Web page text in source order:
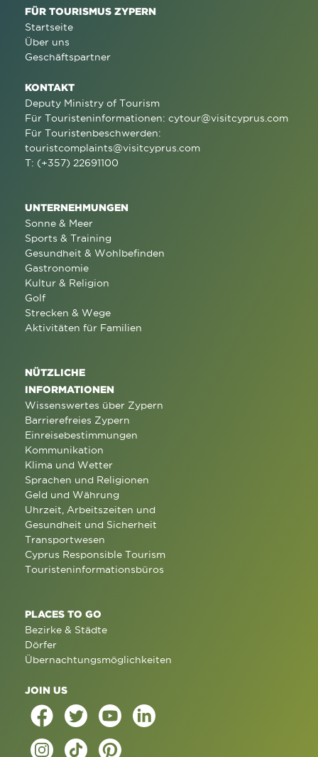
FÜR TOURISMUS ZYPERN
Startseite
Über uns
Geschäftspartner
KONTAKT
Deputy Ministry of Tourism
Für Touristeninformationen: cytour@visitcyprus.com
Für Touristenbeschwerden:
touristcomplaints@visitcyprus.com
T: (+357) 22691100
UNTERNEHMUNGEN
Sonne & Meer
Sports & Training
Gesundheit & Wohlbefinden
Gastronomie
Kultur & Religion
Golf
Strecken & Wege
Aktivitäten für Familien
NÜTZLICHE
INFORMATIONEN
Wissenswertes über Zypern
Barrierefreies Zypern
Einreisebestimmungen
Kommunikation
Klima und Wetter
Sprachen und Religionen
Geld und Währung
Uhrzeit, Arbeitszeiten und
Gesundheit und Sicherheit
Transportwesen
Cyprus Responsible Tourism
Touristeninformationsbüros
PLACES TO GO
Bezirke & Städte
Dörfer
Übernachtungsmöglichkeiten
JOIN US